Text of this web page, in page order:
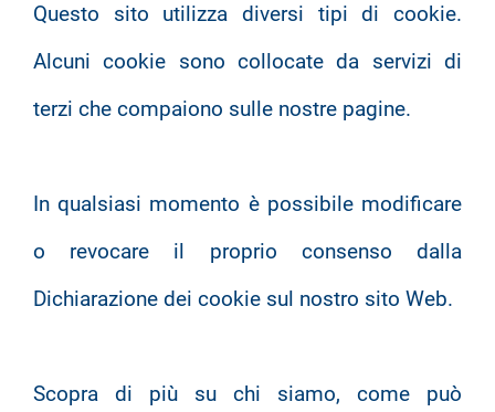
Questo sito utilizza diversi tipi di cookie.
Alcuni cookie sono collocate da servizi di
terzi che compaiono sulle nostre pagine.
In qualsiasi momento è possibile modificare
o revocare il proprio consenso dalla
Dichiarazione dei cookie sul nostro sito Web.
Scopra di più su chi siamo, come può